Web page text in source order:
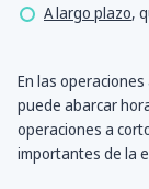
A largo plazo,
En las
puede abarcar
operaciones a
importantes de la